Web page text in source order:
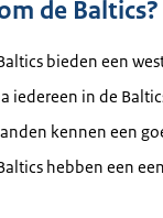
de Baltics?
bieden een
iedereen in de
kennen een
hebben een